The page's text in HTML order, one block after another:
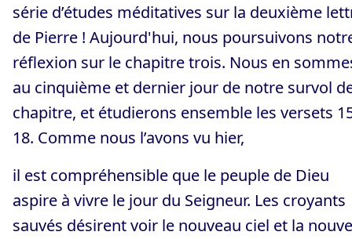
série d’études méditatives sur la deuxième
de Pierre ! Aujourd'hui, nous poursuivons
réflexion sur le chapitre trois. Nous en
au cinquième et dernier jour de notre survol
chapitre, et étudierons ensemble les versets
18. Comme nous l’avons vu hier,
il est compréhensible que le peuple de Dieu
aspire à vivre le jour du Seigneur. Les croyants
sauvés désirent voir le nouveau ciel et la